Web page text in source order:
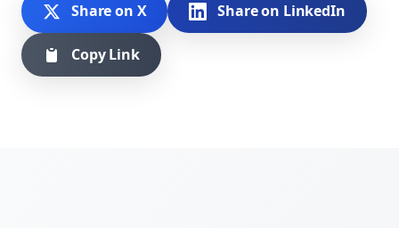
Share on X Share on LinkedIn
Copy Link